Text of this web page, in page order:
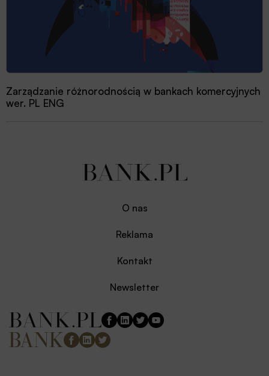
Zarządzanie różnorodnością w bankach komercyjnych
wer. PL ENG
O nas
Reklama
Kontakt
Newsletter